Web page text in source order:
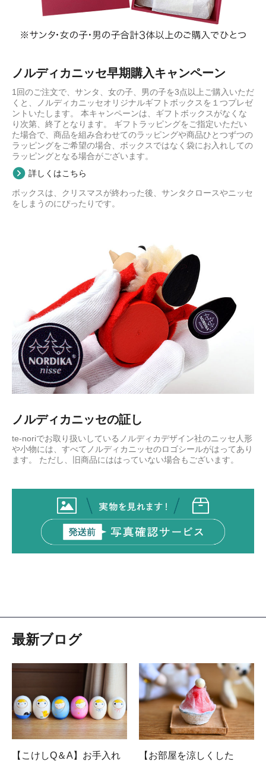
ノルディカニッセ早期購入キャンペーン
1回のご注文で、サンタ、女の子、男の子を3点以上ご購入いただ
くと、ノルディカニッセオリジナルギフトボックスを１つプレゼ
ントいたします。 本キャンペーンは、ギフトボックスがなくな
り次第、終了となります。 ギフトラッピングをご指定いただい
た場合で、商品を組み合わせてのラッピングや商品ひとつずつの
ラッピングをご希望の場合、ボックスではなく袋にお入れしての
ラッピングとなる場合がございます。
詳しくはこちら
ボックスは、クリスマスが終わった後、サンタクロースやニッセ
をしまうのにぴったりです。
ノルディカニッセの証し
te-noriでお取り扱いしているノルディカデザイン社のニッセ人形
や小物には、すべてノルディカニッセのロゴシールがはってあり
ます。 ただし、旧商品にははっていない場合もございます。
最新ブログ
【こけしQ＆A】お手入れ
【お部屋を涼しくした